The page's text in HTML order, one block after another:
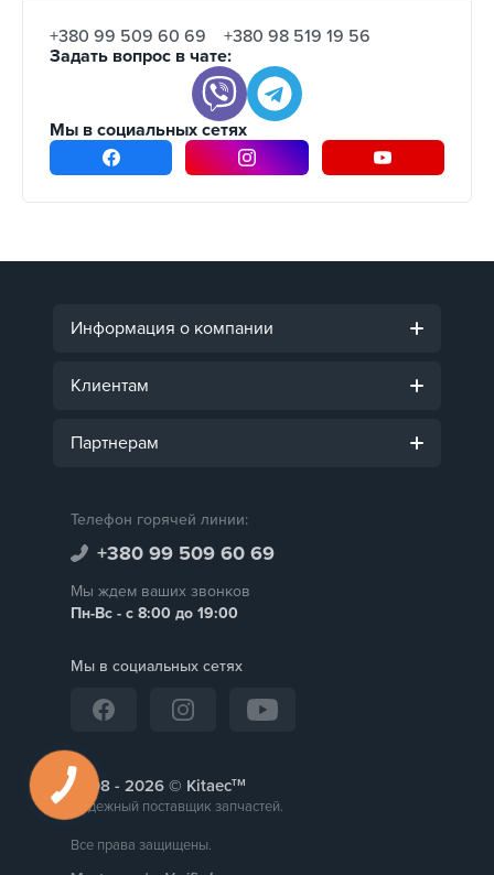
+380 99 509 60 69
+380 98 519 19 56
Задать вопрос в чате:
Мы в социальных сетях
Информация о компании
Клиентам
Партнерам
Телефон горячей линии:
+380 99 509 60 69
Мы ждем ваших звонков
Пн-Вс - с 8:00 до 19:00
Мы в социальных сетях
2008 - © Kitaecтм
Надежный поставщик запчастей.
Все права защищены.